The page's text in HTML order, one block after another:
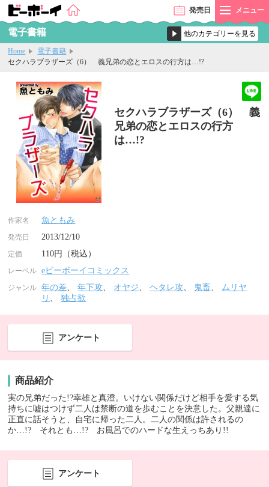
発売日 メニュー
電子書籍
Home
電子書籍
セクハラブラザーズ（6） 義兄弟の恋とエロスの行方は…!?
セクハラブラザーズ（6） 義
兄弟の恋とエロスの行方
は…!?
作家名 魚ともみ
発売日 2013/12/10
定価 110円（税込）
レーベル eビーボーイコミックス
ジャンル 年の差、年下攻、 オヤジ、ヘタレ攻、 鬼畜、 ムリヤ
リ 、独占欲
アンケート
商品紹介
実の兄弟だった!?幸雄と真澄。いけない関係だけど相手を愛する気
持ちに嘘はつけず二人は禁断の道を歩むことを決意した。父親達に
正直に話そうと、自宅に帰った二人。二人の関係は許されるの
か…!? それとも…!? お風呂でのハードな生えっちあり!!
アンケート